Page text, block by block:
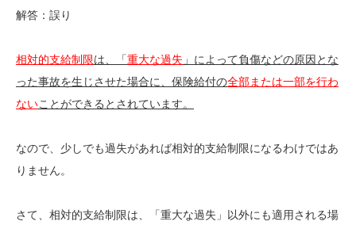
解答：誤り
相対的支給制限は、「重大な過失 」によって負傷などの原因とな
った事故を生じさせた場合に、保険給付の全部または一部を行わ
ないことができるとされています。
なので、少しでも過失があれば相対的支給制限になるわけではあ
りません。
さて、相対的支給制限は、「重大な過失」以外にも適用される場